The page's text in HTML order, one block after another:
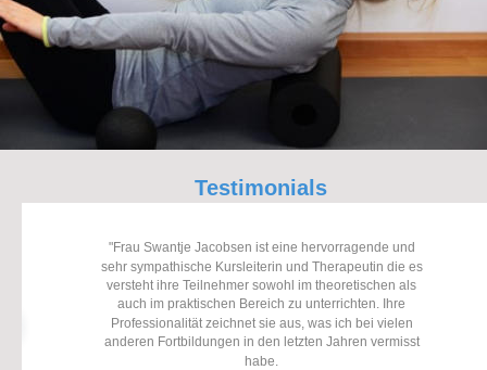
Ich fand den Rückenkurs toll! Der Kurs wurde
professionell von der Leiterin geführt und zwar in guter
Absprache mit den Teilnehmern. Besonders hat mir die
Vielfallt der Übun- gen gefallen, die auch zum
Wiederholen animieren.
Rückenbasic-Kurs / Nesimi T.
"Frau Swantje Jacobsen ist eine hervorragende und
sehr sympathische Kursleiterin und Therapeutin die es
versteht ihre Teilnehmer sowohl im theoretischen als
auch im praktischen Bereich zu unterrichten. Ihre
Professionalität zeichnet sie aus, was ich bei vielen
anderen Fortbildungen in den letzten Jahren vermisst
habe.
Testimonials